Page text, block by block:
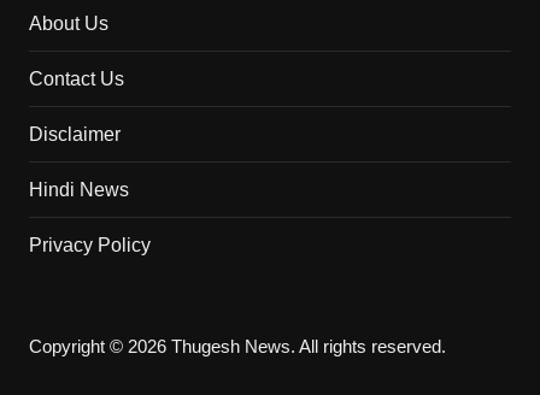
About Us
Contact Us
Disclaimer
Hindi News
Privacy Policy
Copyright © 2026 Thugesh News. All rights reserved.